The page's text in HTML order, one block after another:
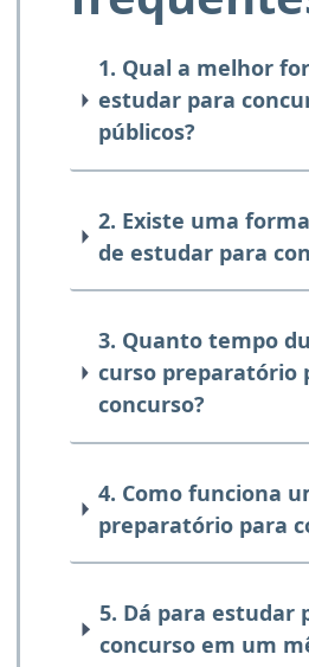
1. Qual a melhor
estudar para
públicos?
2. Existe uma
de estudar para
3. Quanto tempo
curso preparatório
concurso?
4. Como funciona
preparatório para
5. Dá para estudar
concurso em um